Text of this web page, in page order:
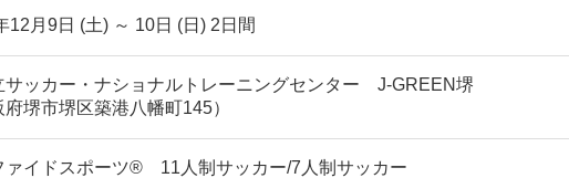
12月9日 (土) ～ 10日 (日) 2日間
サッカー・ナショナルトレーニングセンター J-GREEN堺
府堺市堺区築港八幡町145）
ァイドスポーツ® 11人制サッカー/7人制サッカー